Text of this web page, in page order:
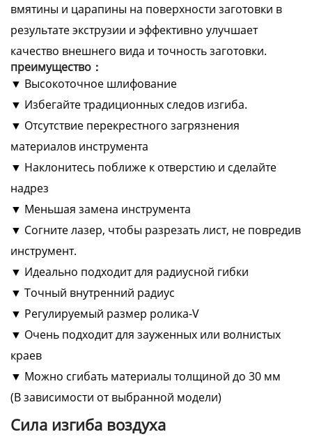
вмятины и царапины на поверхности заготовки в
результате экструзии и эффективно улучшает
качество внешнего вида и точность заготовки.
преимущество：
▼ Высокоточное шлифование
▼ Избегайте традиционных следов изгиба.
▼ Отсутствие перекрестного загрязнения
материалов инструмента
▼ Наклонитесь поближе к отверстию и сделайте
надрез
▼ Меньшая замена инструмента
▼ Согните лазер, чтобы разрезать лист, не повредив
инструмент.
▼ Идеально подходит для радиусной гибки
▼ Точный внутренний радиус
▼ Регулируемый размер ролика-V
▼ Очень подходит для зауженных или волнистых
краев
▼ Можно сгибать материалы толщиной до 30 мм
(В зависимости от выбранной модели)
Сила изгиба воздуха